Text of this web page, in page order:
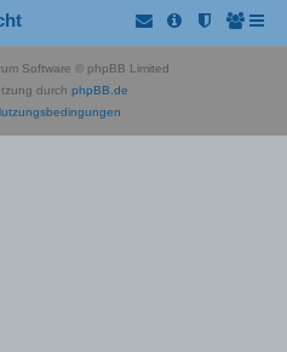
Software © phpBB Limited
durch phpBB.de